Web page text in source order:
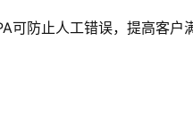
防止人工错误，提高客户